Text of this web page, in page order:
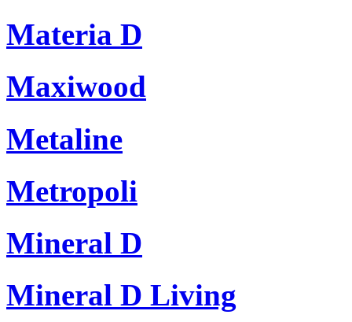
Materia D
Maxiwood
Metaline
Metropoli
Mineral D
Mineral D Living